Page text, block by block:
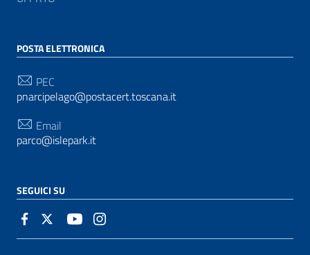
POSTA ELETTRONICA
PEC
pnarcipelago@postacert.toscana.it
Email
parco@islepark.it
SEGUICI SU